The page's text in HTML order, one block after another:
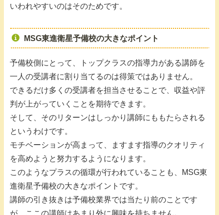
いわれやすいのはそのためです。
MSG東進衛星予備校の大きなポイント
予備校側にとって、トップクラスの指導力がある講師を
一人の受講者に割り当てるのは得策ではありません。
できるだけ多くの受講者を担当させることで、収益や評
判が上がっていくことを期待できます。
そして、そのリターンはしっかり講師にももたらされる
というわけです。
モチベーションが高まって、ますます指導のクオリティ
を高めようと努力するようになります。
このようなプラスの循環が行われていることも、MSG東
進衛星予備校の大きなポイントです。
講師の引き抜きは予備校業界では当たり前のことです